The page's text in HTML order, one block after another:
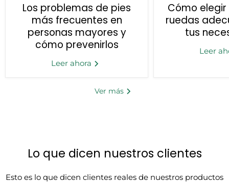
Los problemas de pies
más frecuentes en
personas mayores y
cómo prevenirlos
Leer ahora
Cómo
ruedas
tus
Leer
Ver más
Lo que dicen nuestros clientes
Esto es lo que dicen clientes reales de nuestros productos